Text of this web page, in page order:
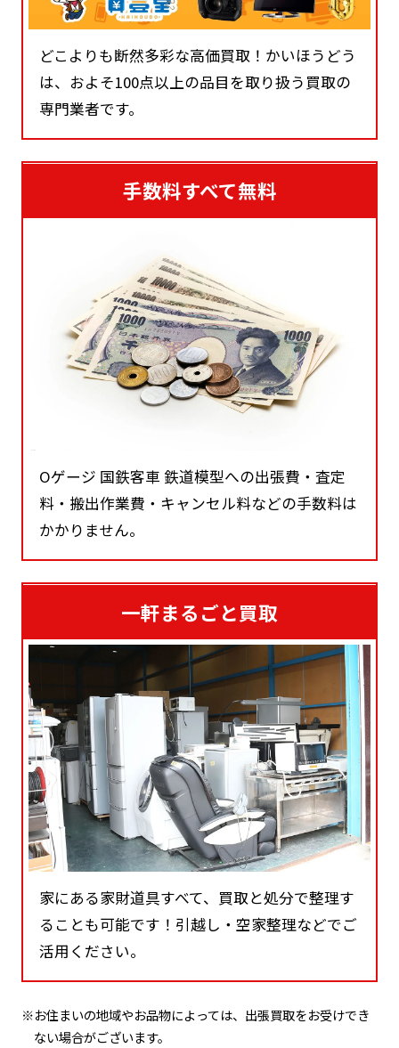
どこよりも断然多彩な高価買取！かいほうどう
は、およそ100点以上の品目を取り扱う買取の
専門業者です。
手数料すべて無料
Oゲージ 国鉄客車 鉄道模型への出張費・査定
料・搬出作業費・キャンセル料などの手数料は
かかりません。
一軒まるごと買取
家にある家財道具すべて、買取と処分で整理す
ることも可能です！引越し・空家整理などでご
活用ください。
※お住まいの地域やお品物によっては、出張買取をお受けでき
ない場合がございます。